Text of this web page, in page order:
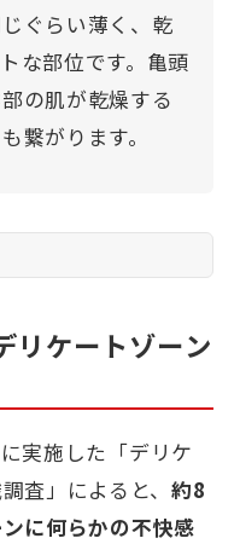
ぐらい薄く、乾
な部位です。亀頭
の肌が乾燥する
繋がります。
リケートゾーン
実施した「デリケ
査」によると、約8
に何らかの不快感